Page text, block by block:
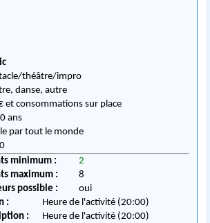
théâtre/impro
danse, autre
< 10€ et consommations sur place
ans
par tout le monde
minimum :
2
maximum :
8
possible :
oui
:
Heure de l'activité (20:00)
:
Heure de l'activité (20:00)